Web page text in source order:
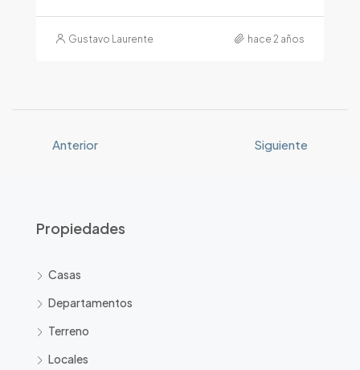
Gustavo Laurente hace 2 años
Anterior Siguiente
Propiedades
Casas
Departamentos
Terreno
Locales